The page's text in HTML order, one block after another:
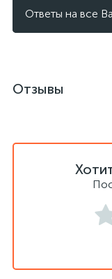
Ответы на все
Отзывы